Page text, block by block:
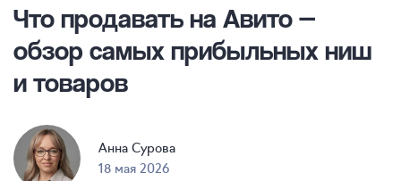
Что продавать на Авито —
обзор самых прибыльных ниш
и товаров
Анна Сурова
18 мая 2026